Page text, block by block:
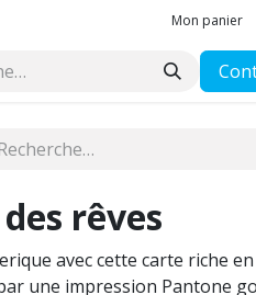
Mon panier
rêves
avec cette carte riche
une impression Pantone